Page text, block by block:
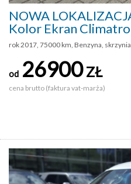
NOWA
Kolor Ekran
rok 2017, 75000 km, Benzyna,
od 26900ZŁ
cena brutto (faktura vat-marża)